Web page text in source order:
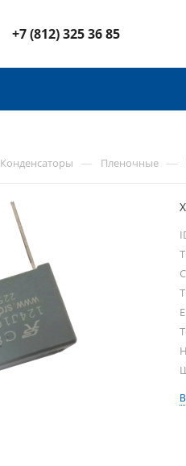
+7 (812) 325 36 85
Конденсаторы — Пленочные —